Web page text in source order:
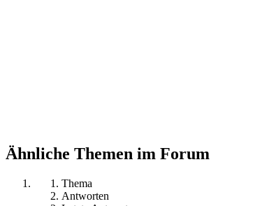
Ähnliche Themen im Forum
Thema
Antworten